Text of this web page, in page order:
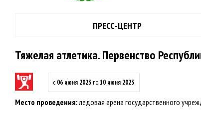
ПРЕСС-ЦЕНТР
Тяжелая атлетика. Первенство
с 06 июня 2023 по10 июня 2023
Место проведения:ледовая арена государственного